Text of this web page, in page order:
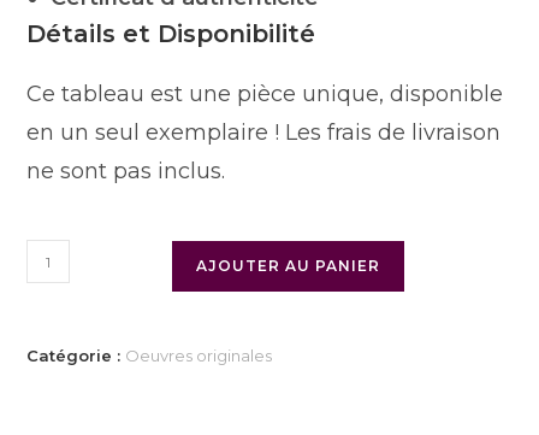
Détails et Disponibilité
Ce tableau est une pièce unique, disponible
en un seul exemplaire ! Les frais de livraison
ne sont pas inclus.
AJOUTER AU PANIER
Catégorie : Oeuvres originales